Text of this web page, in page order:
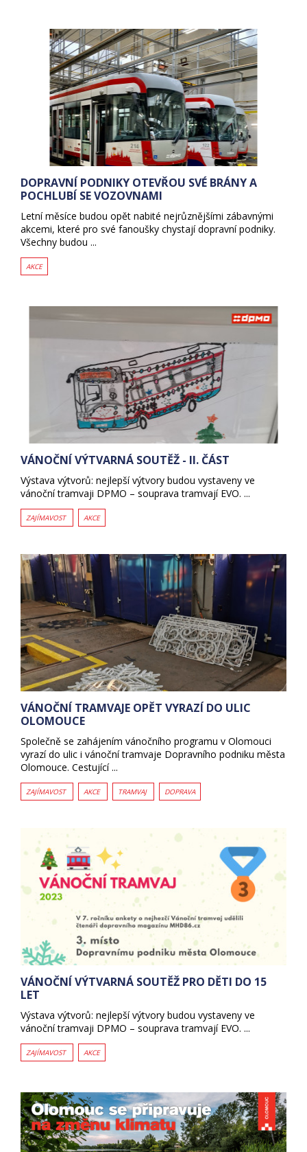
DOPRAVNÍ PODNIKY OTEVŘOU SVÉ BRÁNY A
POCHLUBÍ SE VOZOVNAMI
Letní měsíce budou opět nabité nejrůznějšími zábavnými
akcemi, které pro své fanoušky chystají dopravní podniky.
Všechny budou ...
AKCE
VÁNOČNÍ VÝTVARNÁ SOUTĚŽ - II. ČÁST
Výstava výtvorů: nejlepší výtvory budou vystaveny ve
vánoční tramvaji DPMO – souprava tramvají EVO. ...
ZAJÍMAVOST AKCE
VÁNOČNÍ TRAMVAJE OPĚT VYRAZÍ DO ULIC
OLOMOUCE
Společně se zahájením vánočního programu v Olomouci
vyrazí do ulic i vánoční tramvaje Dopravního podniku města
Olomouce. Cestující ...
ZAJÍMAVOST AKCE TRAMVAJ DOPRAVA
VÁNOČNÍ VÝTVARNÁ SOUTĚŽ PRO DĚTI DO 15
LET
Výstava výtvorů: nejlepší výtvory budou vystaveny ve
vánoční tramvaji DPMO – souprava tramvají EVO. ...
ZAJÍMAVOST AKCE